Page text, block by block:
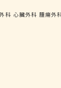
科 心臓外科 腫瘍外